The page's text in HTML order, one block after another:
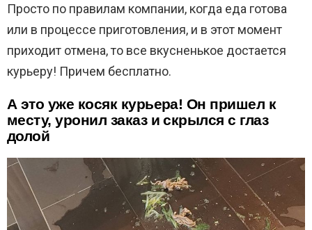
Просто по правилам компании, когда еда готова
или в процессе приготовления, и в этот момент
приходит отмена, то все вкусненькое достается
курьеру! Причем бесплатно.
А это уже косяк курьера! Он пришел к
месту, уронил заказ и скрылся с глаз
долой